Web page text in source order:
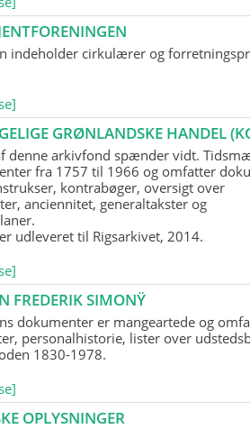
indeholder cirkulærer og
GRØNLANDSKE HANDEL
denne arkivfond spænder vidt.
fra 1757 til 1966 og omfatter
kontrabøger, oversigt over
anciennitet, generaltakster og
udleveret til Rigsarkivet, 2014.
FREDERIK SIMONŸ
dokumenter er mangeartede og
personalhistorie, lister over
1830-1978.
OPLYSNINGER